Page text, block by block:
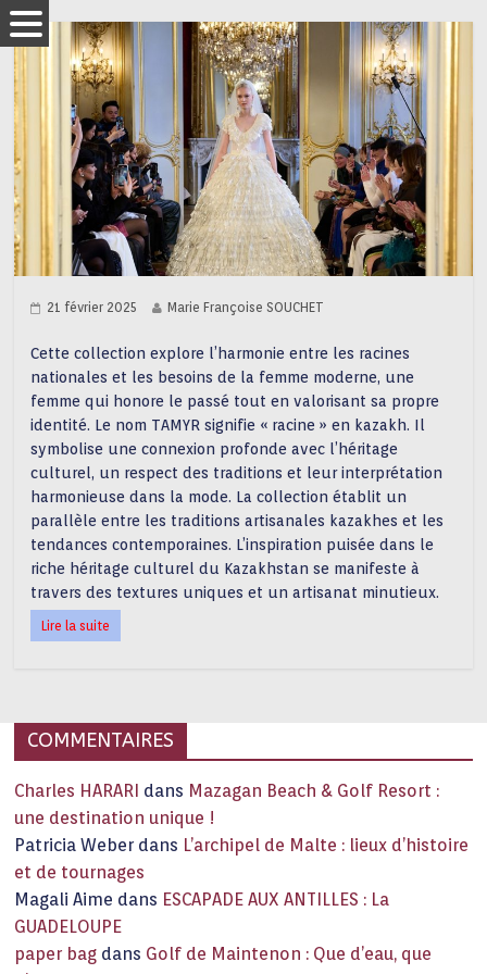
21 février 2025 Marie Françoise SOUCHET
Cette collection explore l’harmonie entre les racines
nationales et les besoins de la femme moderne, une
femme qui honore le passé tout en valorisant sa propre
identité. Le nom TAMYR signifie « racine » en kazakh. Il
symbolise une connexion profonde avec l’héritage
culturel, un respect des traditions et leur interprétation
harmonieuse dans la mode. La collection établit un
parallèle entre les traditions artisanales kazakhes et les
tendances contemporaines. L’inspiration puisée dans le
riche héritage culturel du Kazakhstan se manifeste à
travers des textures uniques et un artisanat minutieux.
Lire la suite
COMMENTAIRES
Charles HARARI dans Mazagan Beach & Golf Resort :
une destination unique !
Patricia Weber dans L’archipel de Malte : lieux d’histoire
et de tournages
Magali Aime dans ESCAPADE AUX ANTILLES : La
GUADELOUPE
paper bag dans Golf de Maintenon : Que d’eau, que